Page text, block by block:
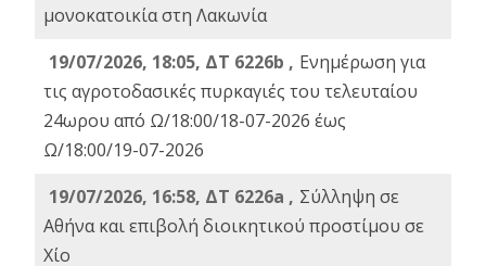
μονοκατοικία στη Λακωνία
19/07/2026, 18:05, ΔΤ 6226b , Ενημέρωση για
τις αγροτοδασικές πυρκαγιές του τελευταίου
24ωρου από Ω/18:00/18-07-2026 έως
Ω/18:00/19-07-2026
19/07/2026, 16:58, ΔΤ 6226a , Σύλληψη σε
Αθήνα και επιβολή διοικητικού προστίμου σε
Χίο